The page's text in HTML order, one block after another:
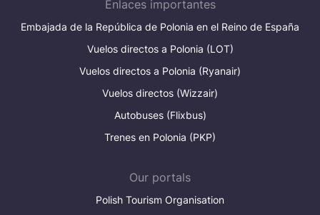
Enlaces importantes
Embajada de la República de Polonia en el Reino de España
Vuelos directos a Polonia (LOT)
Vuelos directos a Polonia (Ryanair)
Vuelos directos (Wizzair)
Autobuses (Flixbus)
Trenes en Polonia (PKP)
Our portals
Polish Tourism Organisation